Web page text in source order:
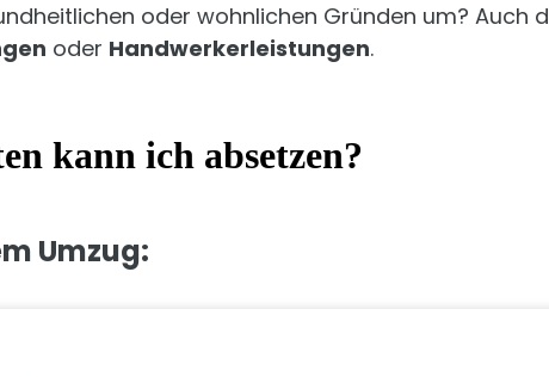
oder wohnlichen Gründen um? Auch
oder Handwerkerleistungen.
kann ich absetzen?
Umzug: